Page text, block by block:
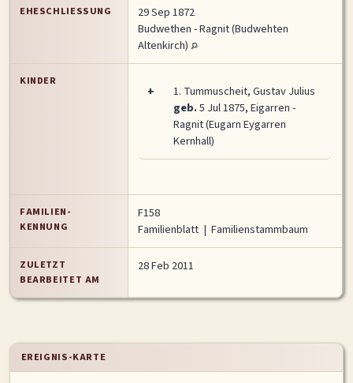
EHESCHLIESSUNG
29 Sep 1872
Budwethen - Ragnit (Budwehten
Altenkirch)
KINDER
+ 1. Tummuscheit, Gustav Julius
geb.5 Jul 1875, Eigarren -
Ragnit (Eugarn Eygarren
Kernhall)
FAMILIEN-
KENNUNG
F158
Familienblatt | Familienstammbaum
ZULETZT
BEARBEITET AM
28 Feb 2011
EREIGNIS-KARTE